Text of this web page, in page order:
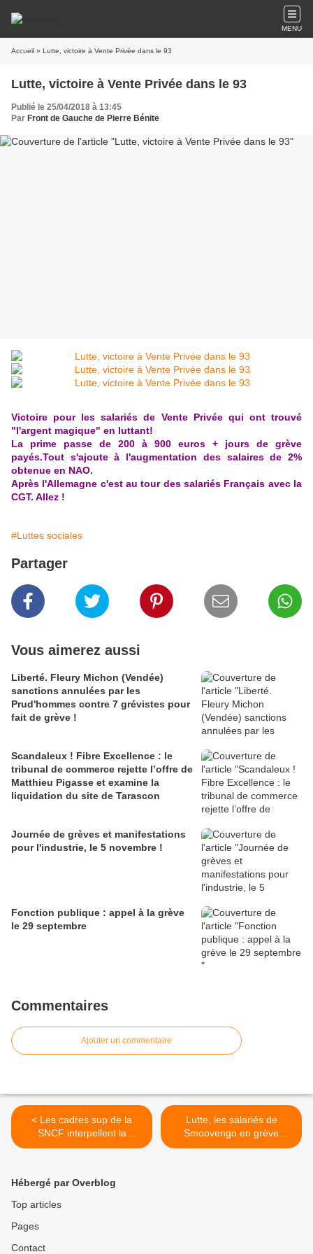
MENU
Accueil » Lutte, victoire à Vente Privée dans le 93
Lutte, victoire à Vente Privée dans le 93
Publié le 25/04/2018 à 13:45
Par Front de Gauche de Pierre Bénite
Victoire pour les salariés de Vente Privée qui ont trouvé
"l'argent magique" en luttant!
La prime passe de 200 à 900 euros + jours de grève
payés.Tout s'ajoute à l'augmentation des salaires de 2%
obtenue en NAO.
Après l'Allemagne c'est au tour des salariés Français avec la
CGT. Allez !
#Luttes sociales
Partager
Vous aimerez aussi
Liberté. Fleury Michon (Vendée)
sanctions annulées par les
Prud'hommes contre 7 grévistes pour
fait de grève !
Scandaleux ! Fibre Excellence : le
tribunal de commerce rejette l’offre de
Matthieu Pigasse et examine la
liquidation du site de Tarascon
Journée de grèves et manifestations
pour l'industrie, le 5 novembre !
Fonction publique : appel à la grève
le 29 septembre
Commentaires
Ajouter un commentaire
< Les cadres sup de la
SNCF interpellent la
Ministre Borne
Lutte, les salariés de
Smoovengo en grève
depuis hier pour
Hébergé par Overblog
Top articles
Pages
Contact